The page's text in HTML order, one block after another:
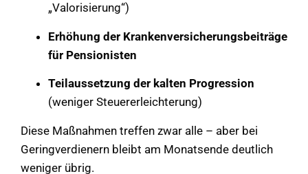
„Valorisierung“)
Erhöhung der Krankenversicherungsbeiträge
für Pensionisten
Teilaussetzung der kalten Progression
(weniger Steuererleichterung)
Diese Maßnahmen treffen zwar alle – aber bei
Geringverdienern bleibt am Monatsende deutlich
weniger übrig.